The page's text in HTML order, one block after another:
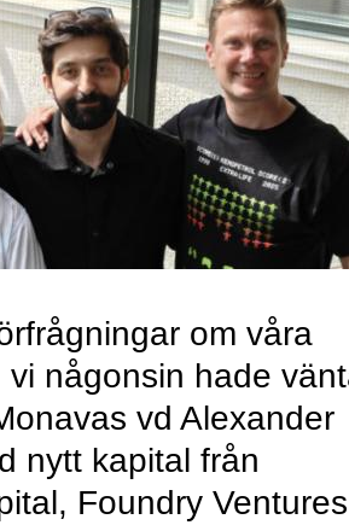
om våra
vi någonsin hade
vd Alexander
nytt kapital från
Foundry Ventures